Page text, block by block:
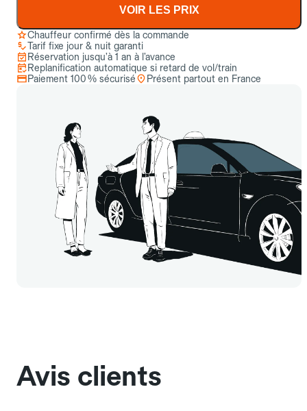
VOIR LES PRIX
Chauffeur confirmé dès la commande
Tarif fixe jour & nuit garanti
Réservation jusqu’à 1 an à l’avance
Replanification automatique si retard de vol/train
Paiement 100 % sécurisé
Présent partout en France
Avis clients